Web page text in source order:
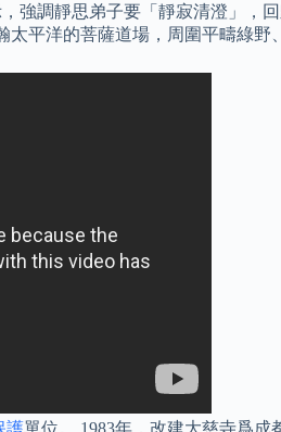
強調靜思弟子要「靜寂清澄」，
平洋的菩薩道場，周圍平疇綠野
護單位。 1983年，改建大慈寺爲成